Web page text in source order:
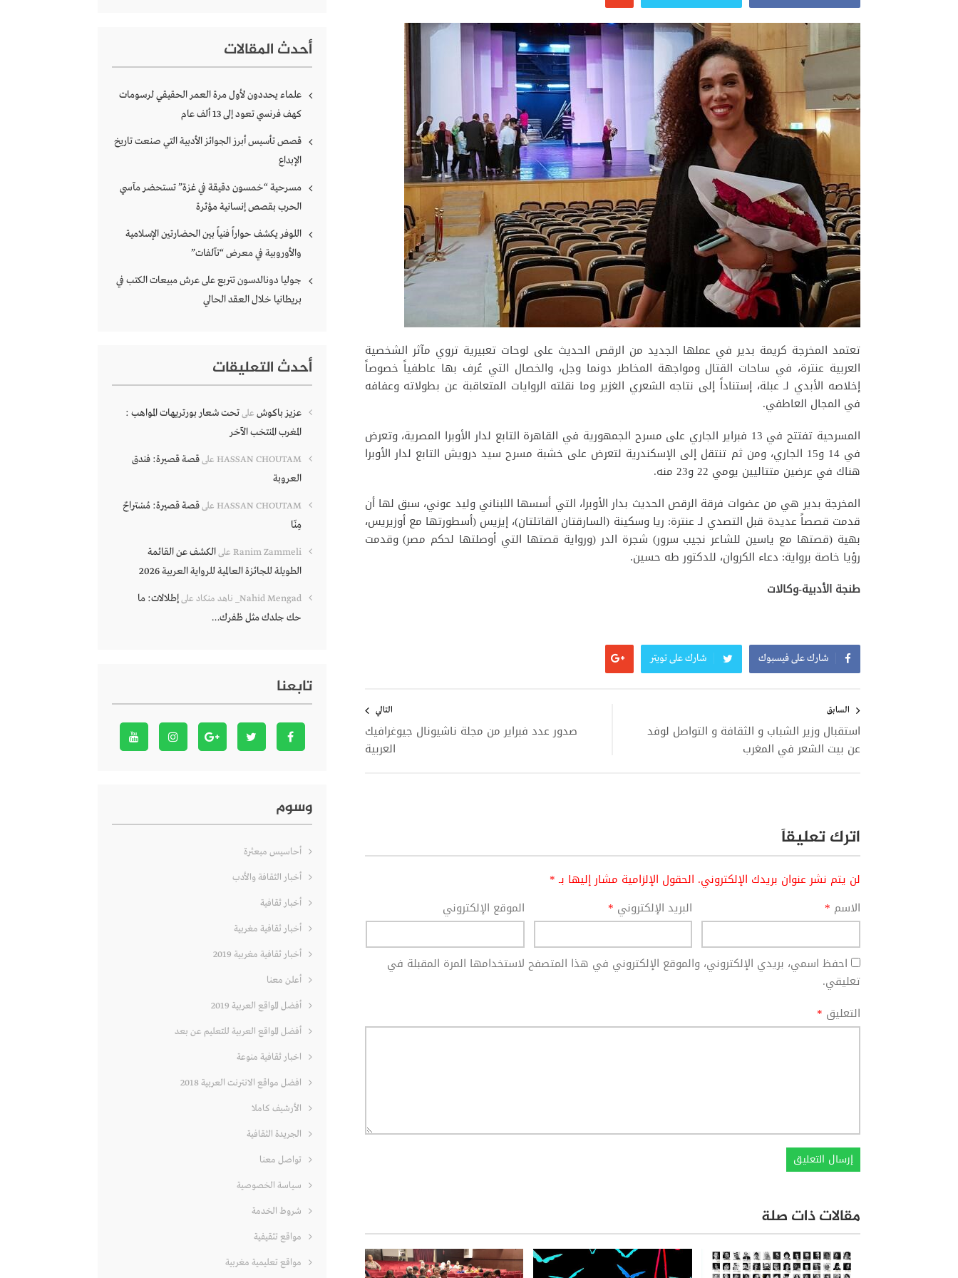
تعتمد المخرجة كريمة بدير في عملها الجديد من الرقص الحديث على لوحات تعبيرية تروي مآثر الشخصية
العربية عنترة، في ساحات القتال ومواجهة المخاطر دونما وجل، والخصال التي عُرف بها عاطفياً خصوصاً
إخلاصه الأبدي لـ عبلة، إستناداً إلى نتاجه الشعري الغزير وما نقلته الروايات المتعاقبة عن بطولاته وعفافه
في المجال العاطفي.
المسرحية تفتتح في 13 فبراير الجاري على مسرح الجمهورية في القاهرة التابع لدار الأوبرا المصرية، وتعرض
في 14 و15 الجاري، ومن ثم تنتقل إلى الإسكندرية لتعرض على خشبة مسرح سيد درويش التابع لدار الأوبرا
هناك في عرضين متتاليين يومي 22 و23 منه.
المخرجة بدير هي من عضوات فرقة الرقص الحديث بدار الأوبرا، التي أسسها اللبناني وليد عوني، سبق لها أن
قدمت قصصاً عديدة قبل التصدي لـ عنترة: ريا وسكينة (السارقتان القاتلتان)، إيزيس (أسطورتها مع أوزيريس،
بهية (قصتها مع ياسين للشاعر نجيب سرور) شجرة الدر (ورواية قصتها التي أوصلتها لحكم مصر) وقدمت
رؤيا خاصة برواية: دعاء الكروان، للدكتور طه حسين.
طنجة الأدبية-وكالات
شارك على فيسبوك شارك على تويتر
المقالات
السابق
استقبال وزير الشباب و الثقافة و التواصل لوفد
عن بيت الشعر في المغرب
التالي
صدور عدد فبراير من مجلة ناشيونال جيوغرافيك
العربية
اترك تعليقاً
لن يتم نشر عنوان بريدك الإلكتروني. الحقول الإلزامية مشار إليها بـ*
الاسم * البريد الإلكتروني * الموقع الإلكتروني
احفظ اسمي، بريدي الإلكتروني، والموقع الإلكتروني في هذا المتصفح لاستخدامها المرة المقبلة في
تعليقي.
التعليق *
مقالات ذات صلة
أحدث المقالات
علماء يحددون لأول مرة العمر الحقيقي لرسومات
كهف فرنسي تعود إلى 13 ألف عام
قصص تأسيس أبرز الجوائز الأدبية التي صنعت تاريخ
الإبداع
مسرحية “خمسون دقيقة في غزة” تستحضر مآسي
الحرب بقصص إنسانية مؤثرة
اللوفر يكشف حواراً فنياً بين الحضارتين الإسلامية
والأوروبية في معرض “تآلفات”
جوليا دونالدسون تتربع على عرش مبيعات الكتب في
بريطانيا خلال العقد الحالي
أحدث التعليقات
عزيز باكوش علىتحت شعار بورتريهات المواهب :
المغرب المنتخب الآخر
HASSAN CHOUTAM علىقصة قصيرة: فندق
العروبة
HASSAN CHOUTAM علىقصة قصيرة: مُسْتراحٌ
مِنّا
Ranim Zammeli علىالكشف عن القائمة
الطويلة للجائزة العالمية للرواية العربية 2026
Nahid Mengad_ ناهد منكاد علىإطلالات: ما
حك جلدك مثل ظفرك…
تابعنا
وسوم
أحاسيس مبعثرة
أخبار الثقافة والأدب
أخبار ثقافية
أخبار ثقافية مغربية
أخبار ثقافية مغربية 2019
أعلن معنا
أفضل المواقع العربية 2019
أفضل المواقع العربية للتعليم عن بعد
اخبار ثقافية منوعة
افضل مواقع الانترنت العربية 2018
الأرشيف كاملا
الجريدة الثقافية
تواصل معنا
سياسة الخصوصية
شروط الخدمة
مواقع تثقيفية
مواقع تعليمية مغربية